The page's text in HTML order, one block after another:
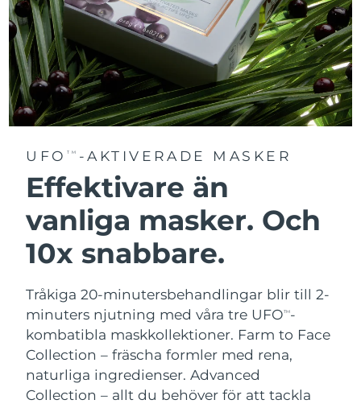
UFO TM -AKTIVERADE MASKER
Effektivare än
vanliga masker. Och
10x snabbare.
Tråkiga 20-minutersbehandlingar blir till 2-
minuters njutning med våra tre UFOTM-
kombatibla maskkollektioner. Farm to Face
Collection – fräscha formler med rena,
naturliga ingredienser. Advanced
Collection – allt du behöver för att tackla